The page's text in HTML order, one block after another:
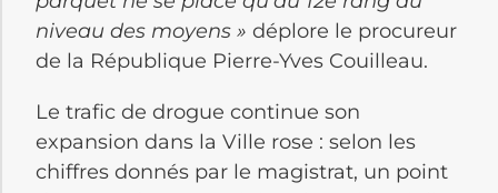
niveau des moyens » déplore le procureur
de la République Pierre-Yves Couilleau.
Le trafic de drogue continue son
expansion dans la Ville rose : selon les
chiffres donnés par le magistrat, un point